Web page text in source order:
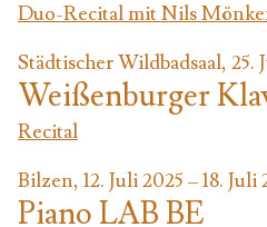
Duo-Recital mit Nils
Städtischer Wildbadsaal, 25.
Weißenburger
Recital
Bilzen, 12. Juli 2025 – 18. Juli
Piano LAB BE